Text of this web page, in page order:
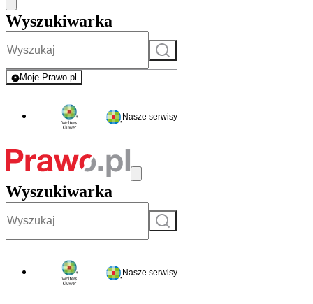
Wyszukiwarka
Szukaj
Moje Prawo.pl
- rejestracja i logowanie do serwisu
Nasze serwisy
Wyszukiwarka
Szukaj
Nasze serwisy